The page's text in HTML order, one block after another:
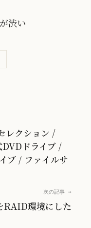
渋い
レクション /
ドライブ /
ブ / ファイルサ
次の記事 →
RAID環境にした